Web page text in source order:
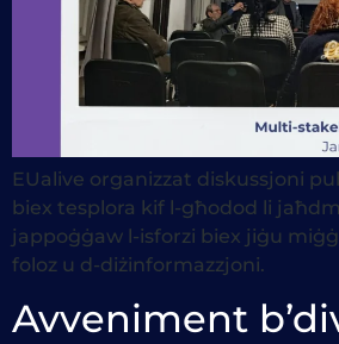
EUalive organizzat diskussjoni
biex tesplora kif l-għodod li
jappoġġaw l-isforzi biex jiġu
foloz u d-diżinformazzjoni.
Avveniment